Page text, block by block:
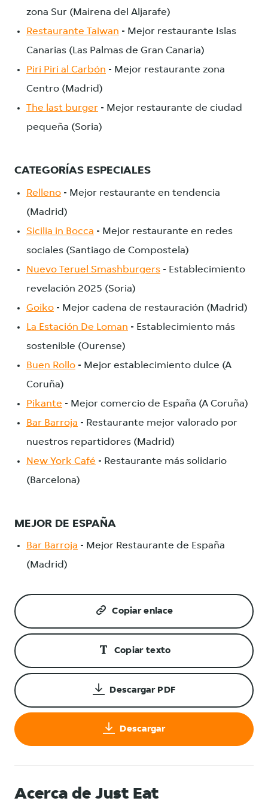
zona Sur (Mairena del Aljarafe)
Restaurante Taiwan - Mejor restaurante Islas
Canarias (Las Palmas de Gran Canaria)
Piri Piri al Carbón - Mejor restaurante zona
Centro (Madrid)
The last burger - Mejor restaurante de ciudad
pequeña (Soria)
CATEGORÍAS ESPECIALES
Relleno - Mejor restaurante en tendencia
(Madrid)
Sicilia in Bocca - Mejor restaurante en redes
sociales (Santiago de Compostela)
Nuevo Teruel Smashburgers - Establecimiento
revelación 2025 (Soria)
Goiko - Mejor cadena de restauración (Madrid)
La Estación De Loman - Establecimiento más
sostenible (Ourense)
Buen Rollo - Mejor establecimiento dulce (A
Coruña)
Pikante - Mejor comercio de España (A Coruña)
Bar Barroja - Restaurante mejor valorado por
nuestros repartidores (Madrid)
New York Café - Restaurante más solidario
(Barcelona)
MEJOR DE ESPAÑA
Bar Barroja - Mejor Restaurante de España
(Madrid)
Copiar enlace
Copiar texto
Descargar PDF
Descargar
Acerca de Just Eat